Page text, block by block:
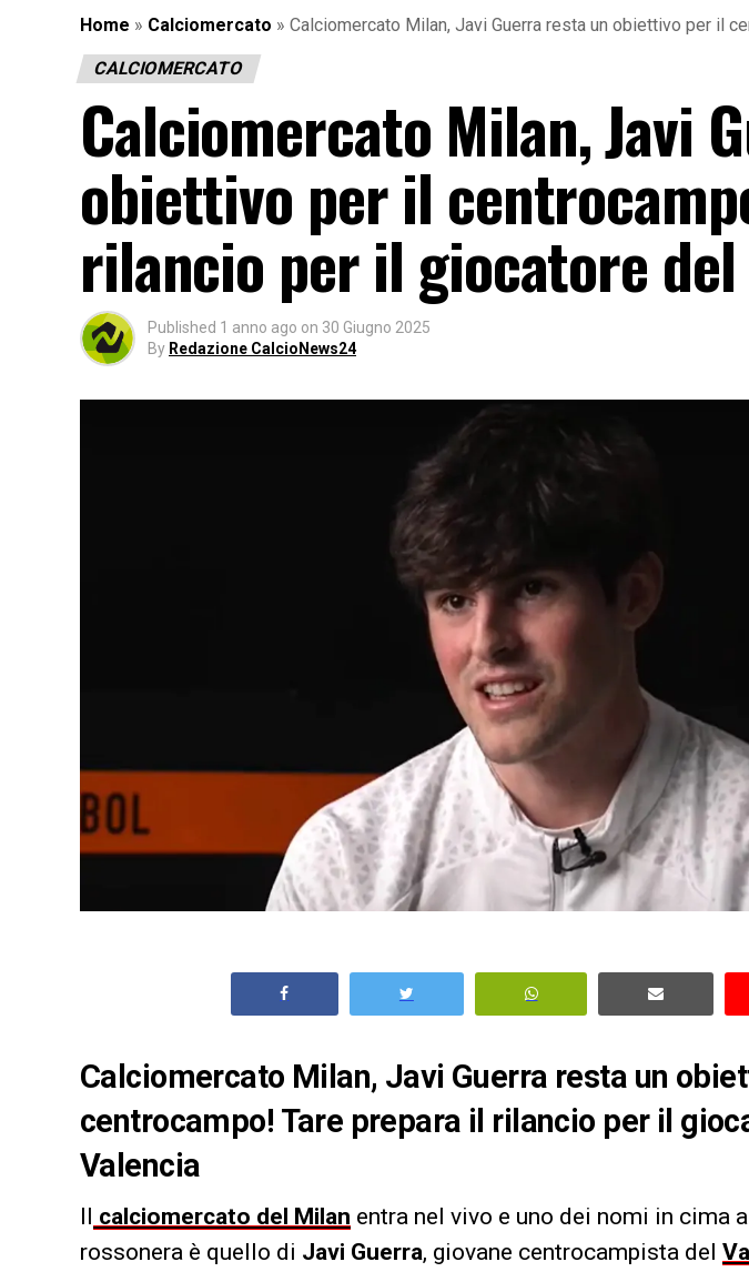
Home » Calciomercato » Calciomercato Milan, Javi Guerra resta un obiettivo per il
CALCIOMERCATO
Calciomercato Milan, Javi
obiettivo per il
rilancio per il giocatore del
Published 1 anno ago on 30 Giugno 2025
By Redazione CalcioNews24
Calciomercato Milan, Javi Guerra resta un
centrocampo! Tare prepara il rilancio per il
Valencia
Il calciomercato del Milan entra nel vivo e uno dei nomi in cima
rossonera è quello di Javi Guerra, giovane centrocampista del